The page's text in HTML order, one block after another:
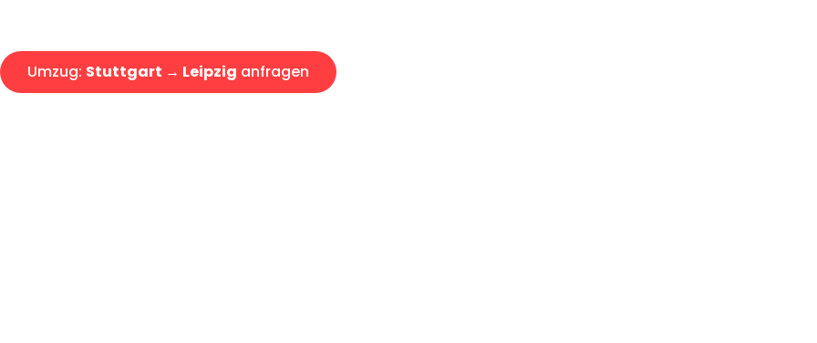
Umzug: Stuttgart → Leipzig anfragen